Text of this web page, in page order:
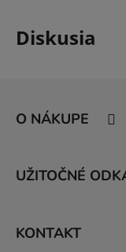
Diskusia
O NÁKUPE
UŽITOČNÉ
KONTAKT